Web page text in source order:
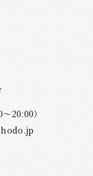
20:00）